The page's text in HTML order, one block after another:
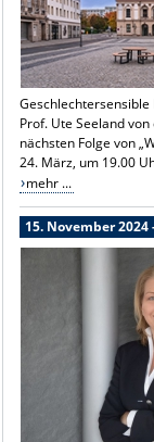
Prof. Ute Seeland
nächsten Folge von
24. März, um 19.00
mehr ...
15. November